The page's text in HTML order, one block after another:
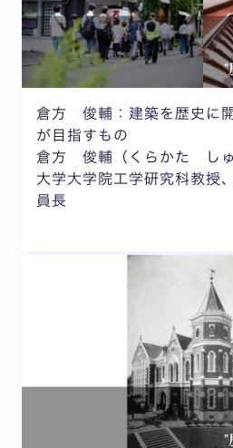
倉方 俊輔：建築を歴史に
が目指すもの
倉方 俊輔（くらかた し
大学大学院工学研究科教授
員長